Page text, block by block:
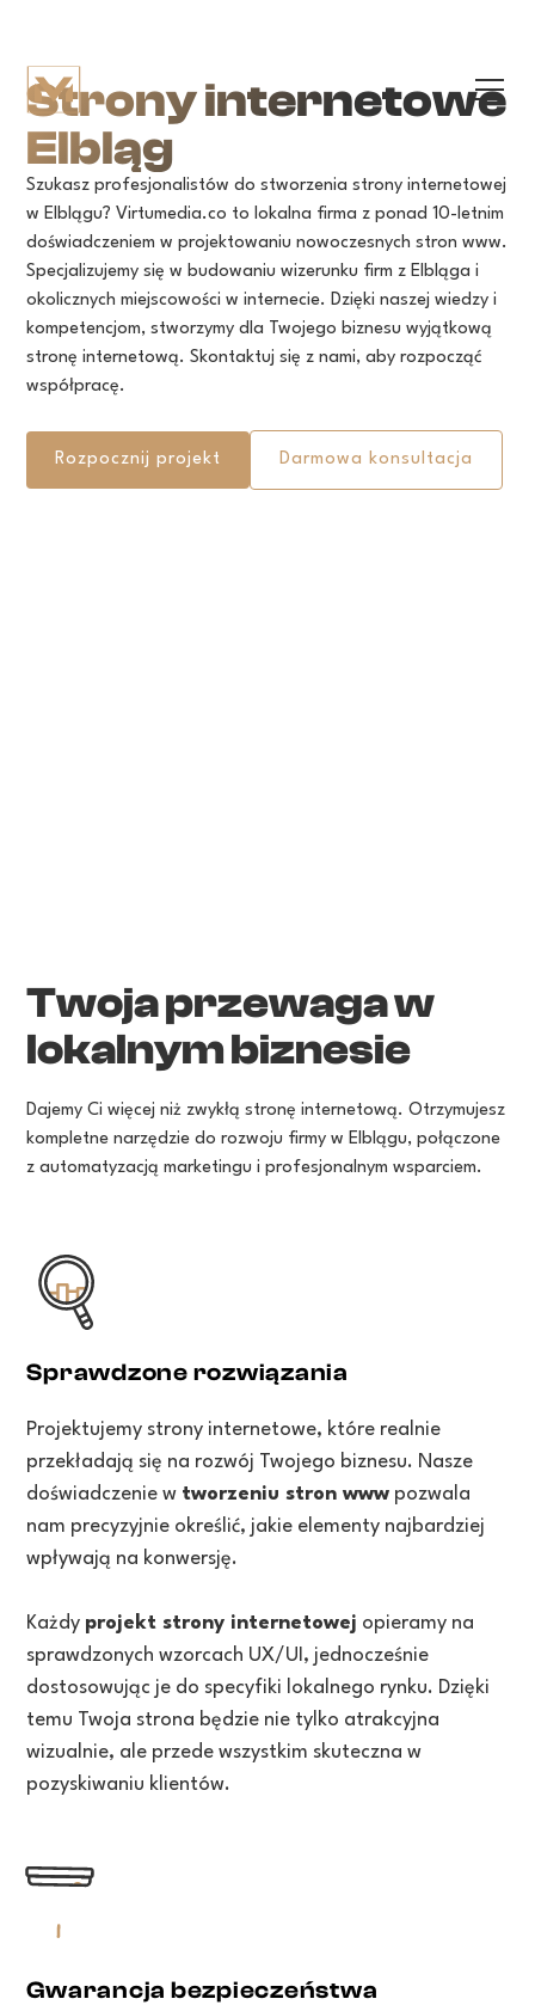
Strony internetowe
Elbląg
Szukasz profesjonalistów do stworzenia strony internetowej
w Elblągu? Virtumedia.co to lokalna firma z ponad 10-letnim
doświadczeniem w projektowaniu nowoczesnych stron www.
Specjalizujemy się w budowaniu wizerunku firm z Elbląga i
okolicznych miejscowości w internecie. Dzięki naszej wiedzy i
kompetencjom, stworzymy dla Twojego biznesu wyjątkową
stronę internetową. Skontaktuj się z nami, aby rozpocząć
współpracę.
Rozpocznij projekt Darmowa konsultacja
Twoja przewaga w
lokalnym biznesie
Dajemy Ci więcej niż zwykłą stronę internetową. Otrzymujesz
kompletne narzędzie do rozwoju firmy w Elblągu, połączone
z automatyzacją marketingu i profesjonalnym wsparciem.
Sprawdzone rozwiązania
Projektujemy strony internetowe, które realnie
przekładają się na rozwój Twojego biznesu. Nasze
doświadczenie w tworzeniu stron www pozwala
nam precyzyjnie określić, jakie elementy najbardziej
wpływają na konwersję.
Każdy projekt strony internetowej opieramy na
sprawdzonych wzorcach UX/UI, jednocześnie
dostosowując je do specyfiki lokalnego rynku. Dzięki
temu Twoja strona będzie nie tylko atrakcyjna
wizualnie, ale przede wszystkim skuteczna w
pozyskiwaniu klientów.
Gwarancja bezpieczeństwa